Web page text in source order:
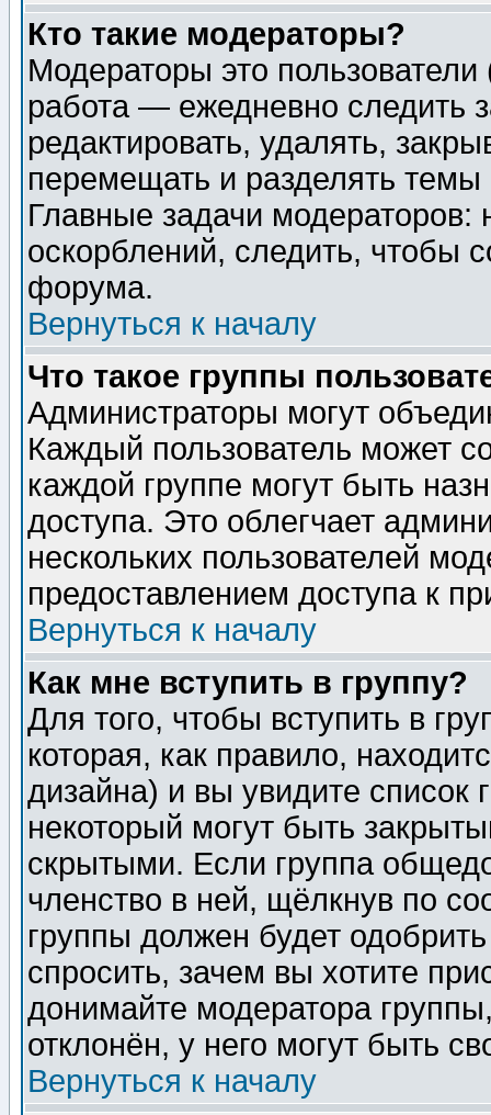
Кто такие модераторы?
Модераторы это
работа — ежедневно следить
редактировать, удалять,
перемещать и разделять
Главные задачи
оскорблений, следить, чтобы
форума.
Вернуться к началу
Что такое группы
Администраторы могут
Каждый пользователь может
каждой группе могут быть
доступа. Это облегчает
нескольких пользователей
предоставлением доступа к
Вернуться к началу
Как мне вступить в группу?
Для того, чтобы вступить в
которая, как правило,
дизайна) и вы увидите список
некоторый могут быть
скрытыми. Если группа
членство в ней, щёлкнув по
группы должен будет
спросить, зачем вы хотите
донимайте модератора
отклонён, у него могут быть
Вернуться к началу